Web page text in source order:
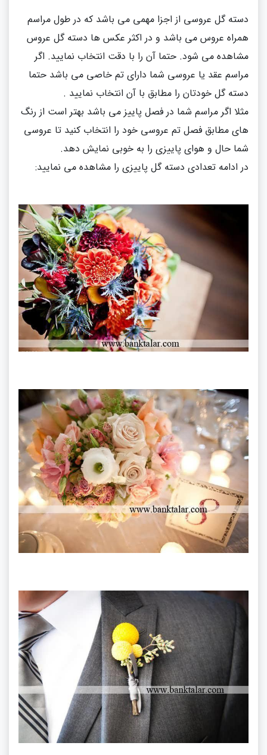
دسته گل عروسی از اجزا مهمی می باشد که در طول مراسم
همراه عروس می باشد و در اکثر عکس ها دسته گل عروس
مشاهده می شود. حتما آن را با دقت انتخاب نمایید. اگر
مراسم عقد یا عروسی شما دارای تم خاصی می باشد حتما
دسته گل خودتان را مطابق با آن انتخاب نمایید .
مثلا اگر مراسم شما در فصل پاییز می باشد بهتر است از رنگ
های مطابق فصل تم عروسی خود را انتخاب کنید تا عروسی
شما حال و هوای پاییزی را به خوبی نمایش دهد.
در ادامه تعدادی دسته گل پاییزی را مشاهده می نمایید: